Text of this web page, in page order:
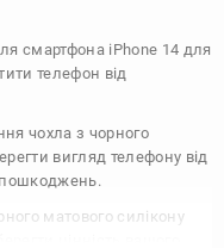
смартфона iPhone 14 для
телефон від
чохла з чорного
вигляд телефону від
пошкоджень.
матового силікону